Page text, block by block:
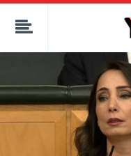
kaçak bahis
deneme bonusu
canlı bahis siteleri
deneme bonusu veren siteler
bahis siteleri
porno izle